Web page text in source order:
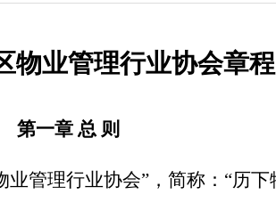
物业管理行业协会章程
第一章总 则
管理行业协会”，简称：“历下